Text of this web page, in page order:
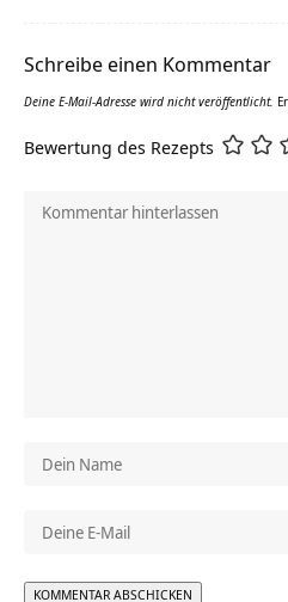
Schreibe einen Kommentar
Deine E-Mail-Adresse wird nicht veröffentlicht.
Bewertung des Rezepts